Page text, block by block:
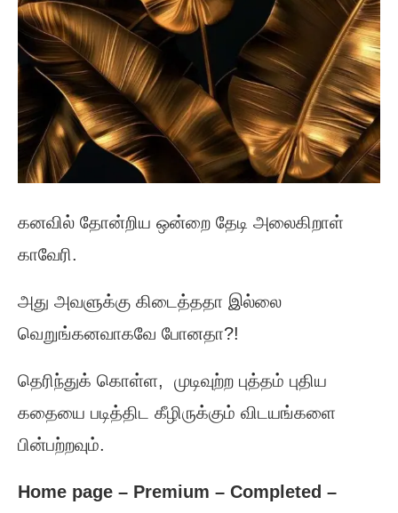
கனவில் தோன்றிய ஒன்றை தேடி அலைகிறாள்
காவேரி.
அது அவளுக்கு கிடைத்ததா இல்லை
வெறுங்கனவாகவே போனதா?!
தெரிந்துக் கொள்ள, முடிவுற்ற புத்தம் புதிய
கதையை படித்திட கீழிருக்கும் விடயங்களை
பின்பற்றவும்.
Home page – Premium – Completed –